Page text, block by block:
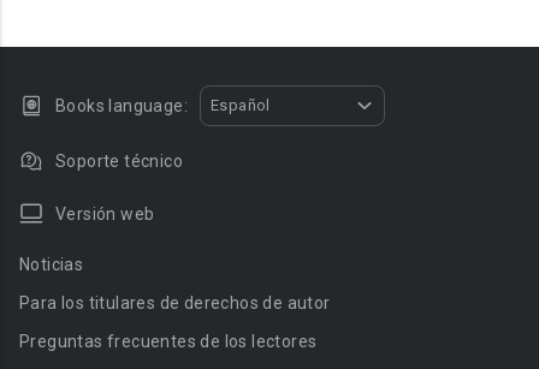
Books language: Español
Soporte técnico
Versión web
Noticias
Para los titulares de derechos de autor
Preguntas frecuentes de los lectores